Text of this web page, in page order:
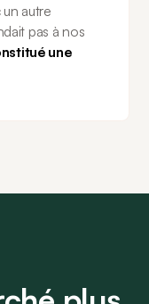
autre
pas à nos
une